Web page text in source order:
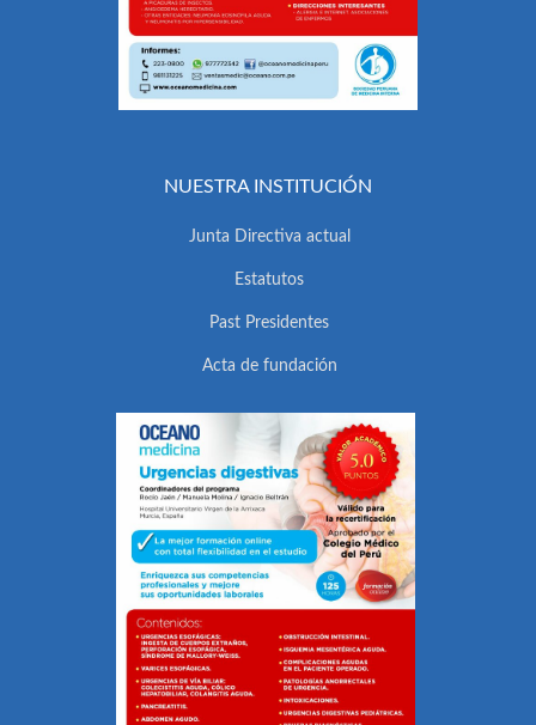
NUESTRA INSTITUCIÓN
Junta Directiva actual
Estatutos
Past Presidentes
Acta de fundación